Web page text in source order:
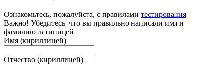
Ознакомьтесь, пожалуйста, с правилами тестирования
Важно! Убедитесь, что вы правильно написали имя и
фамилию латиницей
Имя (кириллицей)
Отчество (кириллицей)